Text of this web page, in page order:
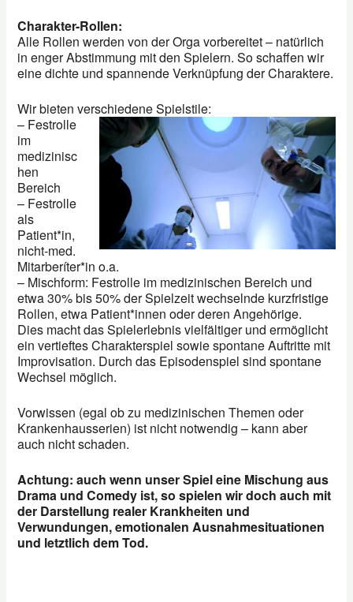
Charakter-Rollen:
Alle Rollen werden von der Orga vorbereitet – natürlich
in enger Abstimmung mit den Spielern. So schaffen wir
eine dichte und spannende Verknüpfung der Charaktere.
Wir bieten verschiedene Spielstile:
– Festrolle
im
medizinisc
hen
Bereich
– Festrolle
als
Patient*in,
nicht-med.
Mitarberíter*in o.a.
– Mischform: Festrolle im medizinischen Bereich und
etwa 30% bis 50% der Spielzeit wechselnde kurzfristige
Rollen, etwa Patient*innen oder deren Angehörige.
Dies macht das Spielerlebnis vielfältiger und ermöglicht
ein vertieftes Charakterspiel sowie spontane Auftritte mit
Improvisation. Durch das Episodenspiel sind spontane
Wechsel möglich.
Vorwissen (egal ob zu medizinischen Themen oder
Krankenhausserien) ist nicht notwendig – kann aber
auch nicht schaden.
Achtung: auch wenn unser Spiel eine Mischung aus
Drama und Comedy ist, so spielen wir doch auch mit
der Darstellung realer Krankheiten und
Verwundungen, emotionalen Ausnahmesituationen
und letztlich dem Tod.